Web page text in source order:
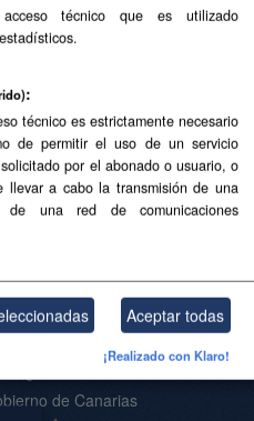
y municipios. Los
oficial.
registro utilizando los
de Canarias
técnico que es utilizado
técnico es estrictamente necesario
de permitir el uso de un servicio
por el abonado o usuario, o
llevar a cabo la transmisión de una
de una red de comunicaciones
Aceptar todas
¡Realizado con Klaro!